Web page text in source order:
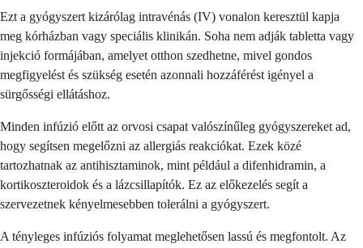
Ezt a gyógyszert kizárólag intravénás (IV) vonalon keresztül kapja
meg kórházban vagy speciális klinikán. Soha nem adják tabletta vagy
injekció formájában, amelyet otthon szedhetne, mivel gondos
megfigyelést és szükség esetén azonnali hozzáférést igényel a
sürgősségi ellátáshoz.
Minden infúzió előtt az orvosi csapat valószínűleg gyógyszereket ad,
hogy segítsen megelőzni az allergiás reakciókat. Ezek közé
tartozhatnak az antihisztaminok, mint például a difenhidramin, a
kortikoszteroidok és a lázcsillapítók. Ez az előkezelés segít a
szervezetnek kényelmesebben tolerálni a gyógyszert.
A tényleges infúziós folyamat meglehetősen lassú és megfontolt. Az